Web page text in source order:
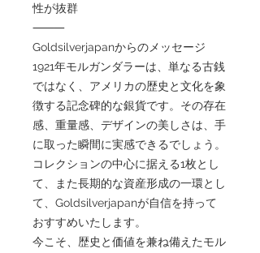
性が抜群
⸻
Goldsilverjapanからのメッセージ
1921年モルガンダラーは、単なる古銭
ではなく、アメリカの歴史と文化を象
徴する記念碑的な銀貨です。その存在
感、重量感、デザインの美しさは、手
に取った瞬間に実感できるでしょう。
コレクションの中心に据える1枚とし
て、また長期的な資産形成の一環とし
て、Goldsilverjapanが自信を持って
おすすめいたします。
今こそ、歴史と価値を兼ね備えたモル